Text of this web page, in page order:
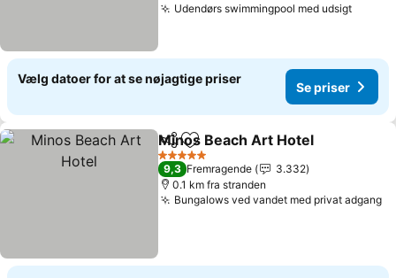
Udendørs swimmingpool med udsigt
Vælg datoer for at se nøjagtige priser
Se priser
Del Føj til favoritter
Minos Beach Art Hotel
5 Stjerner
9,3 Fremragende
3.332
0.1 km fra stranden
Bungalows ved vandet med privat adgang